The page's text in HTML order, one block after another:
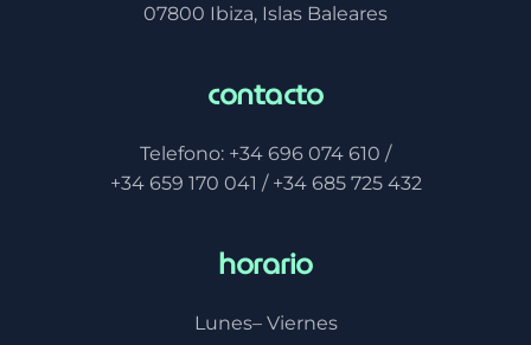
07800 Ibiza, Islas Baleares
contacto
Telefono: +34 696 074 610 /
+34 659 170 041 / +34 685 725 432
horario
Lunes– Viernes